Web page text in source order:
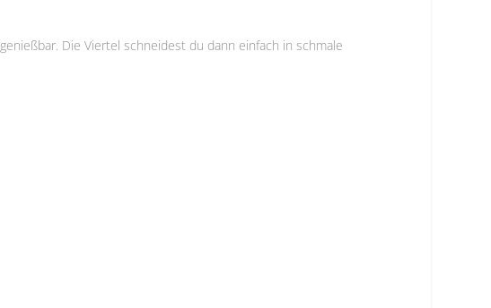
Die Viertel schneidest du dann einfach in schmale